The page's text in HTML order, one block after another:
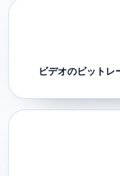
ビデオのビットレ